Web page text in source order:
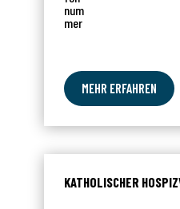
MEHR ERFAHREN
KATHOLISCHER